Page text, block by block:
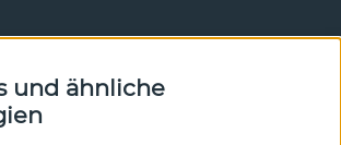
erfahren Sie vor allen anderen
und ähnliche